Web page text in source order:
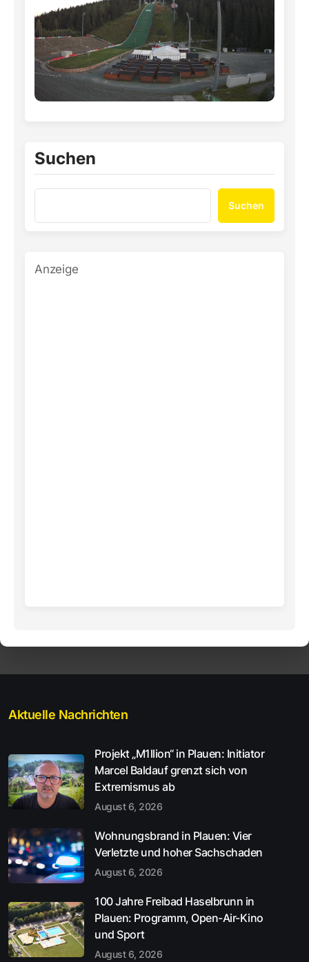
Suchen
Suchen
Anzeige
Aktuelle Nachrichten
Projekt „M1llion“ in Plauen: Initiator
Marcel Baldauf grenzt sich von
Extremismus ab
August 6, 2026
Wohnungsbrand in Plauen: Vier
Verletzte und hoher Sachschaden
August 6, 2026
100 Jahre Freibad Haselbrunn in
Plauen: Programm, Open-Air-Kino
und Sport
August 6, 2026